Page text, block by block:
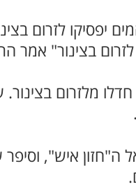
יפסיקו לזרום
בצינור" אמר
מלזרום
איש", וסיפר